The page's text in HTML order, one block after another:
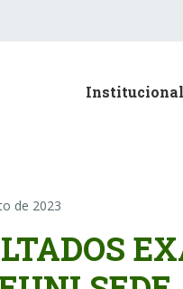
Institucional
de 2023